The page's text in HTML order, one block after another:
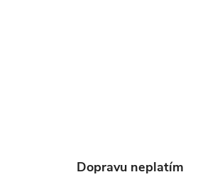
Dopravu neplatím